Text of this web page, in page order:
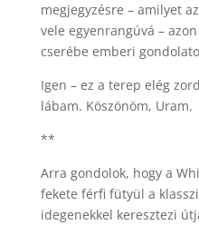
megjegyzésre – amilyet
vele egyenrangúvá –
cserébe emberi
Igen – ez a terep elég
lábam. Köszönöm, Uram.
**
Arra gondolok, hogy a
fekete férfi fütyül a
idegenekkel keresztezi